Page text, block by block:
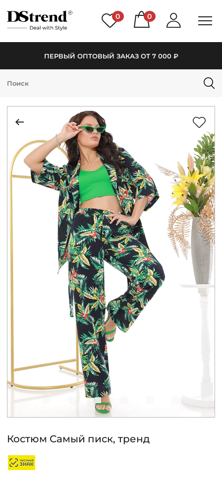
0 0
ПЕРВЫЙ ОПТОВЫЙ ЗАКАЗ ОТ 7 000 ₽
КАТАЛОГ
НОВИНКИ
PREMIUM
РАСПРОДАЖА
КОНТАКТЫ
ЖУРНАЛ
ЧАСТО ЗАДАВАЕМЫЕ ВОПРОСЫ
ОПТОВЫМ ПОКУПАТЕЛЯМ
РОЗНИЧНЫМ ПОКУПАТЕЛЯМ
Костюм Самый писк, тренд